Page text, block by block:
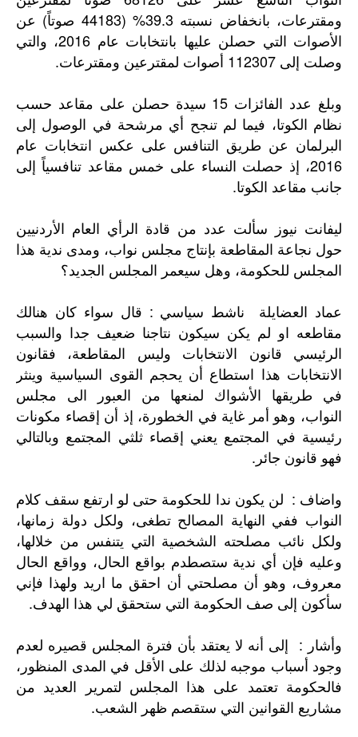
ومقترعات، بانخفاض نسبته 39.3% (44183 صوتاً) عن
الأصوات التي حصلن عليها بانتخابات عام 2016، والتي
وصلت إلى 112307 أصوات لمقترعين ومقترعات.
وبلغ عدد الفائزات 15 سيدة حصلن على مقاعد حسب
نظام الكوتا، فيما لم تنجح أي مرشحة في الوصول إلى
البرلمان عن طريق التنافس على عكس انتخابات عام
2016، إذ حصلت النساء على خمس مقاعد تنافسياً إلى
جانب مقاعد الكوتا.
ليفانت نيوز سألت عدد من قادة الرأي العام الأردنيين
حول نجاعة المقاطعة بإنتاج مجلس نواب، ومدى ندية هذا
المجلس للحكومة، وهل سيعمر المجلس الجديد؟
عماد العضايلة ناشط سياسي : قال سواء كان هنالك
مقاطعه او لم يكن سيكون نتاجنا ضعيف جدا والسبب
الرئيسي قانون الانتخابات وليس المقاطعة، فقانون
الانتخابات هذا استطاع أن يحجم القوى السياسية وينثر
في طريقها الأشواك لمنعها من العبور الى مجلس
النواب، وهو أمر غاية في الخطورة، إذ أن إقصاء مكونات
رئيسية في المجتمع يعني إقصاء ثلثي المجتمع وبالتالي
فهو قانون جائر.
واضاف : لن يكون ندا للحكومة حتى لو ارتفع سقف كلام
النواب ففي النهاية المصالح تطغى، ولكل دولة زمانها،
ولكل نائب مصلحته الشخصية التي يتنفس من خلالها،
وعليه فإن أي ندية ستصطدم بواقع الحال، وواقع الحال
معروف، وهو أن مصلحتي أن احقق ما اريد ولهذا فإني
سأكون إلى صف الحكومة التي ستحقق لي هذا الهدف.
وأشار : إلى أنه لا يعتقد بأن فترة المجلس قصيره لعدم
وجود أسباب موجبه لذلك على الأقل في المدى المنظور،
فالحكومة تعتمد على هذا المجلس لتمرير العديد من
مشاريع القوانين التي ستقصم ظهر الشعب.